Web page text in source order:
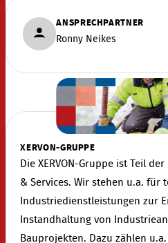
XERVON-GRUPPE
Die XERVON-Gruppe ist Teil
& Services. Wir stehen u.a. für
Industriedienstleistungen zur
Instandhaltung von
Bauprojekten. Dazu zählen
ANSPRECHPARTNER
Ronny Neikes